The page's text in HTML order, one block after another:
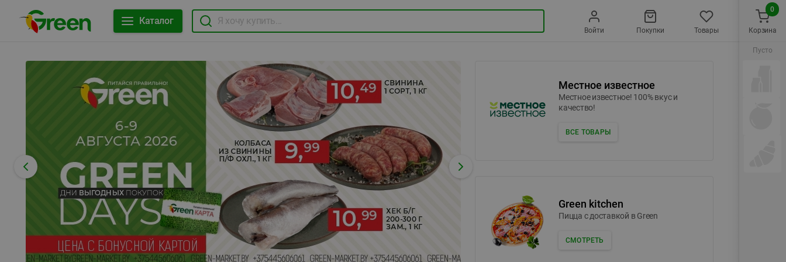
Каталог
Войти Покупки Товары
Местное известное
Местное известное! 100% вкус и
качество!
ВСЕ ТОВАРЫ
Green kitchen
Пицца c доставкой в Green
СМОТРЕТЬ
Корзина
0
Пусто